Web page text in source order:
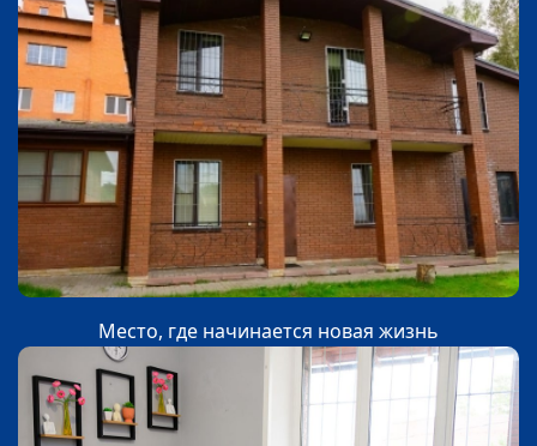
Место, где начинается новая жизнь